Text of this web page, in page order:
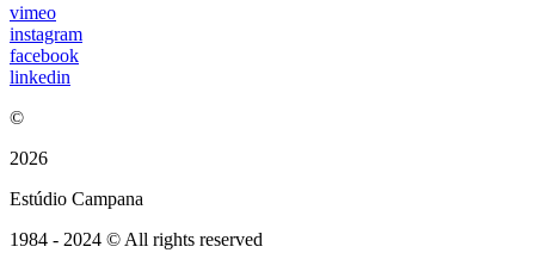
vimeo
instagram
facebook
linkedin
©
2026
Estúdio Campana
1984 - 2024 © All rights reserved